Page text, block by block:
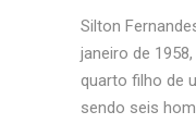
Silton
janeiro de
quarto filho de
sendo seis